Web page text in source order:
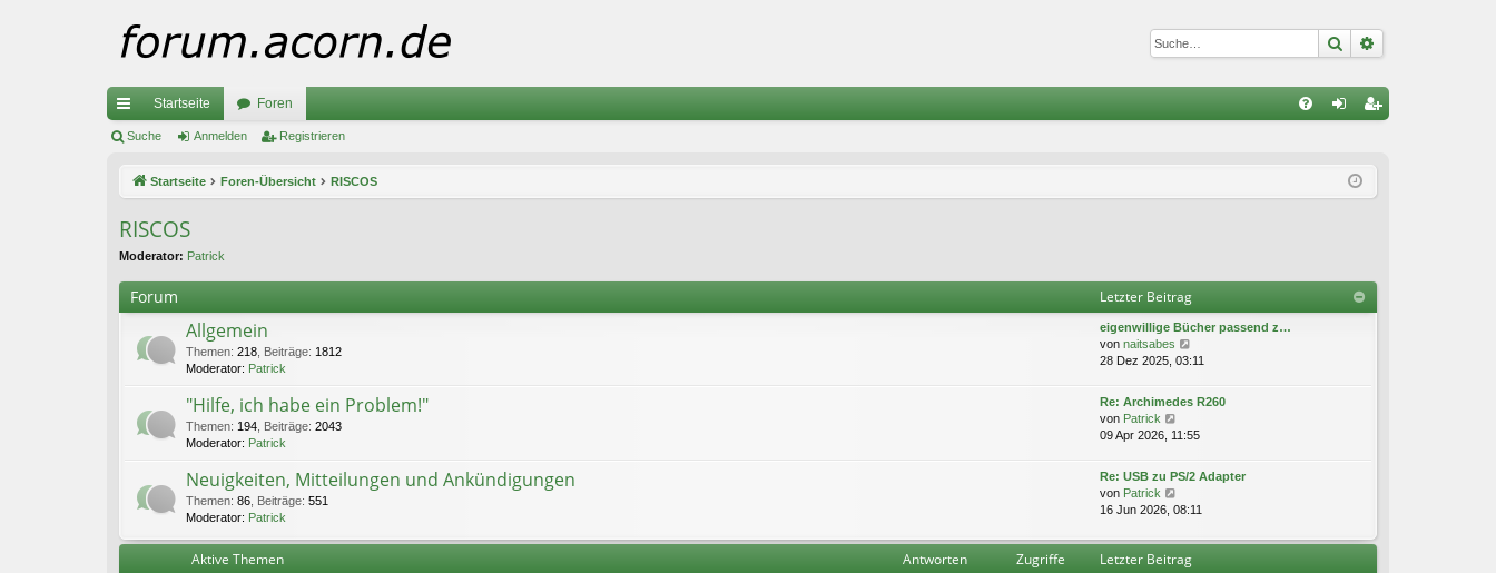
Suche
ch
ug
Startseite Foren
ist
Suche Anmelden Registrieren
Startseite Foren-Übersicht RISCOS
RISCOS
Moderator: Patrick
Forum Letzter Beitrag
Allgemein
Themen: 218, Beiträge: 1812
Moderator: Patrick
eigenwillige Bücher passend z…
von naitsabes
e
s
e
r
B
i
r
a
28 Dez 2025, 03:11
"Hilfe, ich habe ein Problem!"
Themen: 194, Beiträge: 2043
Moderator: Patrick
Re: Archimedes R260
von Patrick
e
s
e
e
09 Apr 2026, 11:55
Neuigkeiten, Mitteilungen und Ankündigungen
Themen: 86, Beiträge: 551
Moderator: Patrick
Re: USB zu PS/2 Adapter
von Patrick
e
e
s
16 Jun 2026, 08:11
Aktive Themen Antworten Zugriffe Letzter Beitrag